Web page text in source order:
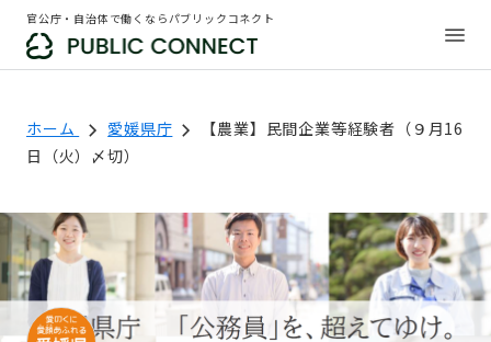
官公庁・自治体で働くならパブリックコネクト
ホーム 愛媛県庁
【農業】民間企業等経験者（９月16
日（火）〆切）